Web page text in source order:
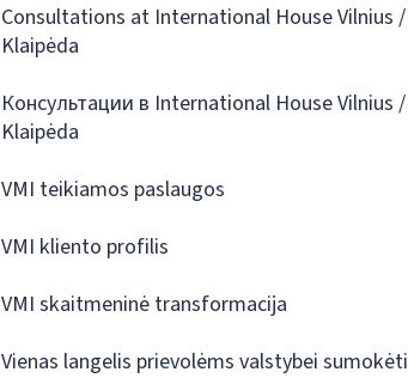
Consultations at International House Vilnius /
Klaipėda
Консультации в International House Vilnius /
Klaipėda
VMI teikiamos paslaugos
VMI kliento profilis
VMI skaitmeninė transformacija
Vienas langelis prievolėms valstybei sumokėti